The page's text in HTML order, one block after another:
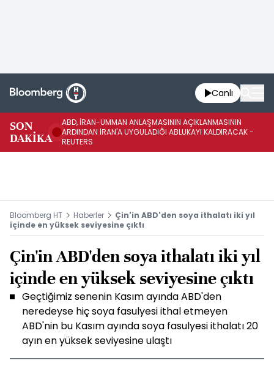
Canlı
SON
DAKİKA
ABD, İRAN-UMMAN ANLAŞMASININ AÇIKLANMASININ
ARDINDAN İRAN'A UYGULADIĞI ABLUKAYI KALDIRACAK -
REUTERS
Bloomberg HT Haberler
Çin'in ABD'den soya ithalatı iki yıl
içinde en yüksek seviyesine çıktı
Çin'in ABD'den soya ithalatı iki yıl
içinde en yüksek seviyesine çıktı
Geçtiğimiz senenin Kasım ayında ABD'den
neredeyse hiç soya fasulyesi ithal etmeyen
ABD'nin bu Kasım ayında soya fasulyesi ithalatı 20
ayın en yüksek seviyesine ulaştı